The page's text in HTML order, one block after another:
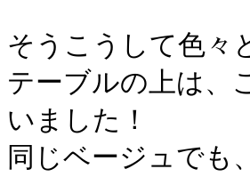
そうこうして色々
テーブルの上は、
いました！
同じベージュでも